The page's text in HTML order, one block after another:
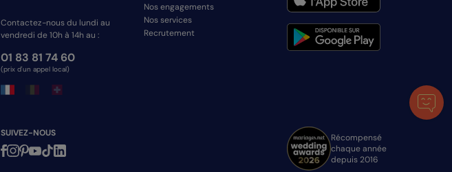
Contactez-nous du lundi au
vendredi de 10h à 14h au :
01 83 81 74 60
(prix d'un appel local)
Nos engagements
Nos services
Recrutement
SUIVEZ-NOUS
Récompensé
chaque année
depuis 2016